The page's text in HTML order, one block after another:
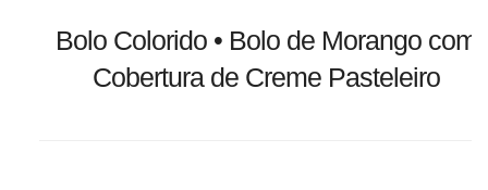
Bolo Colorido • Bolo de Morango com
Cobertura de Creme Pasteleiro